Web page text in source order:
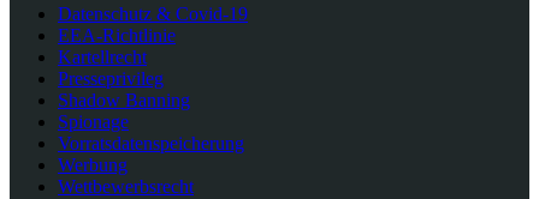
Datenschutz & Covid-19
EEA-Richtlinie
Kartellrecht
Presseprivileg
Shadow Banning
Spionage
Vorratsdatenspeicherung
Werbung
Wettbewerbsrecht